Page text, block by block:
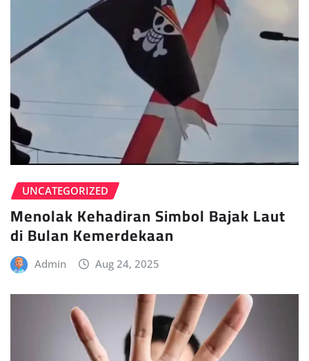
UNCATEGORIZED
Menolak Kehadiran Simbol Bajak Laut
di Bulan Kemerdekaan
Admin Aug 24, 2025